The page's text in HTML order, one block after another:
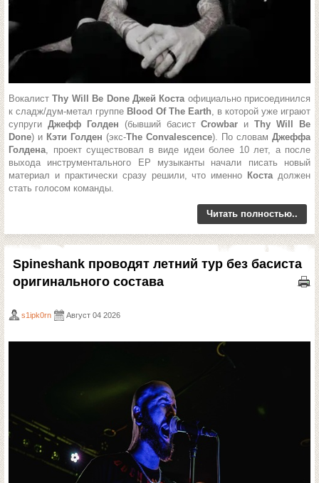
ВокалистThy Will Be Done Джей Коста официально присоединился
к сладж/дум-метал группе Blood Of The Earth, в которой уже играют
супруги Джефф Голден (бывший басистCrowbar иThy Will Be
Done) и Кэти Голден (экс-The Convalescence). По словам Джеффа
Голдена, проект существовал в виде идеи более 10 лет, а после
выхода инструментального EP музыканты начали писать новый
материал и практически сразу решили, что именно Коста должен
стать голосом команды.
Читать полностью..
Spineshank проводят летний тур без басиста
оригинального состава
s1ipk0rn Август 04 2026